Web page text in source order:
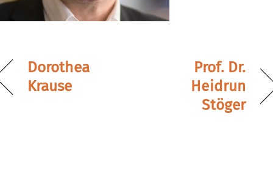
Dorothea
Krause
Prof. Dr.
Heidrun
Stöger